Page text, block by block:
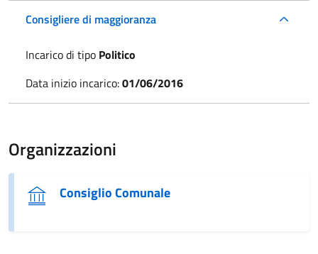
Consigliere di maggioranza
Incarico di tipo Politico
Data inizio incarico:01/06/2016
Organizzazioni
Consiglio Comunale